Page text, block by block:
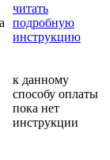
читать
подробную
инструкцию
к данному
способу оплаты
пока нет
инструкции